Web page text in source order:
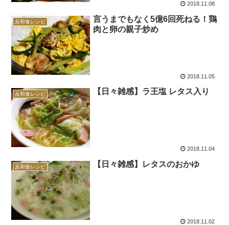
2018.11.08
反和食レシピ
言うまでもなく5億6回死ねる！鶏
肉と卵の親子炒め
2018.11.05
反和食レシピ 【日々雑感】ラ王塩 レタス入り
2018.11.04
反和食レシピ 【日々雑感】レタスのおかゆ
2018.11.02